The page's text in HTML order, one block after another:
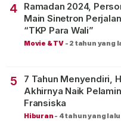
4
Ramadan 2024,
Main Sinetron
“TKP Para Wali”
Movie & TV - 2 tahun yang
5
7 Tahun Menyendiri,
Akhirnya Naik
Fransiska
Hiburan - 4 tahun yang lalu